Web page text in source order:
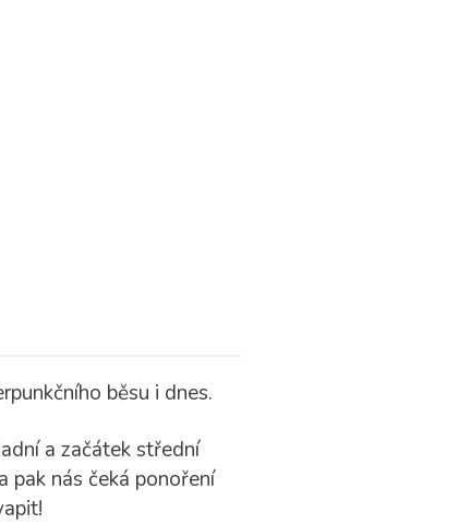
běsu i dnes.
a začátek střední
a pak nás čeká ponoření